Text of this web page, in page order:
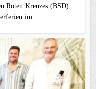
Roten Kreuzes (BSD)
im...